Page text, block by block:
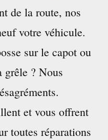
de la route, nos
votre véhicule.
sur le capot ou
grêle ? Nous
et vous offrent
toutes réparations